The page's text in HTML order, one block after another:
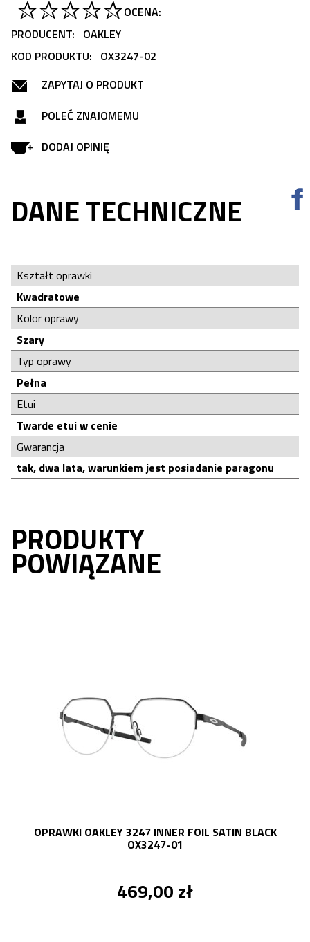
OCENA:
PRODUCENT: OAKLEY
KOD PRODUKTU: OX3247-02
ZAPYTAJ O PRODUKT
POLEĆ ZNAJOMEMU
DODAJ OPINIĘ
DANE TECHNICZNE
Kształt oprawki
Kwadratowe
Kolor oprawy
Szary
Typ oprawy
Pełna
Etui
Twarde etui w cenie
Gwarancja
tak, dwa lata, warunkiem jest posiadanie paragonu
PRODUKTY
POWIĄZANE
OPRAWKI OAKLEY 3247 INNER FOIL SATIN BLACK
OX3247-01
469,00 zł